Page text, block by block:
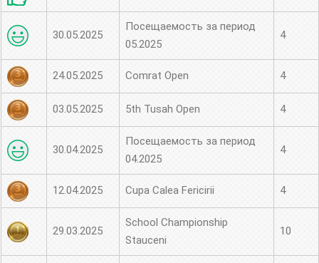
30.05.2025
Посещаемость за период
05.2025
4
24.05.2025 Comrat Open 4
03.05.2025 5th Tusah Open 4
30.04.2025
Посещаемость за период
04.2025
4
12.04.2025 Cupa Calea Fericirii 4
29.03.2025
School Championship
Stauceni
10